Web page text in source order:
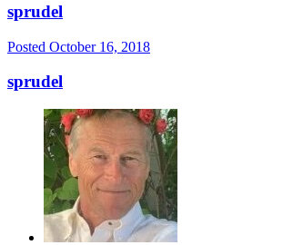
sprudel
Posted October 16, 2018
sprudel